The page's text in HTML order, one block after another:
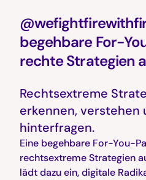
begehbare For-
rechte Strategien
Rechtsextreme
erkennen, verstehen
hinterfragen.
Eine begehbare For-You-
rechtsextreme Strategien
lädt dazu ein, digitale